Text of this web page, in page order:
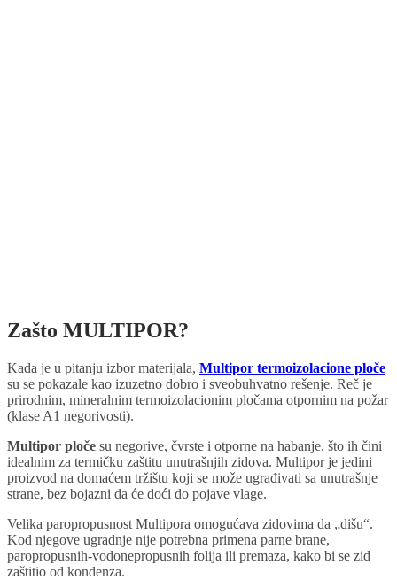
Zašto MULTIPOR?
Kada je u pitanju izbor materijala, Multipor termoizolacione ploče
su se pokazale kao izuzetno dobro i sveobuhvatno rešenje. Reč je
prirodnim, mineralnim termoizolacionim pločama otpornim na požar
(klase A1 negorivosti).
Multipor ploče su negorive, čvrste i otporne na habanje, što ih čini
idealnim za termičku zaštitu unutrašnjih zidova. Multipor je jedini
proizvod na domaćem tržištu koji se može ugrađivati sa unutrašnje
strane, bez bojazni da će doći do pojave vlage.
Velika paropropusnost Multipora omogućava zidovima da „dišu“.
Kod njegove ugradnje nije potrebna primena parne brane,
paropropusnih-vodonepropusnih folija ili premaza, kako bi se zid
zaštitio od kondenza.